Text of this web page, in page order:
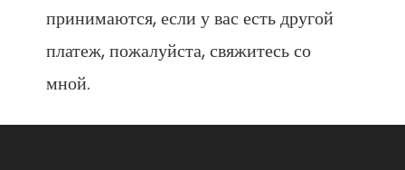
принимаются, если у вас есть другой
платеж, пожалуйста, свяжитесь со